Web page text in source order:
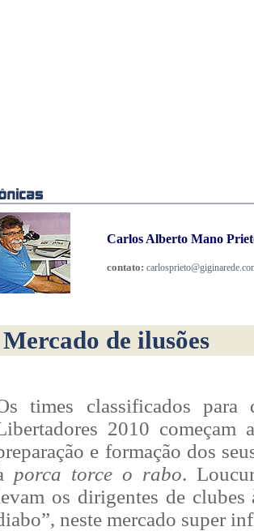
Carlos Alberto Mano
contato:
Mercado de ilusões
times classificados para
2010 começam
e formação dos
porca torce o rabo.
os dirigentes de clubes
neste mercado super